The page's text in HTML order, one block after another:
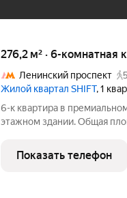
276,2 м² · 6-комнатная
Ленинский проспект
Жилой квартал SHIFT, 1
6-к квартира в
этажном здании. Общая
300 м от Нескучного сада.
башен, в
Показать телефон